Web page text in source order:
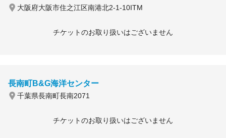
大阪府大阪市住之江区南港北2-1-10ITM
チケットのお取り扱いはございません
長南町B&G海洋センター
千葉県長南町長南2071
チケットのお取り扱いはございません